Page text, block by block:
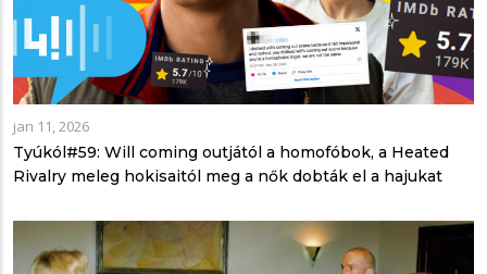
jan 11, 2026
Tyúkól#59: Will coming outjától a homofóbok, a Heated
Rivalry meleg hokisaitól meg a nők dobták el a hajukat